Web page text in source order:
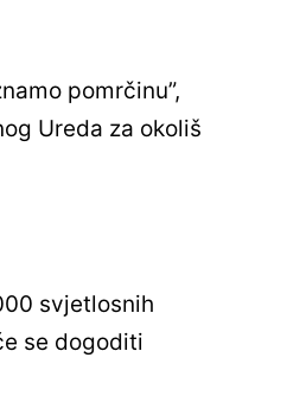
pomrčinu”,
Ureda za okoliš
svjetlosnih
se dogoditi